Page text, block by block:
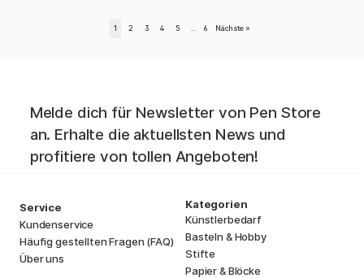
1 2 3 4 5 6 Nächste »
Melde dich für Newsletter von Pen Store
an. Erhalte die aktuellsten News und
profitiere von tollen Angeboten!
Service
Kundenservice
Häufig gestellten Fragen (FAQ)
Über uns
Kategorien
Künstlerbedarf
Basteln & Hobby
Stifte
Papier & Blöcke